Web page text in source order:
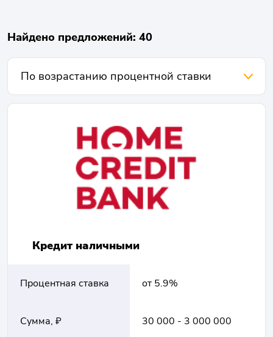
Найдено предложений: 40
Кредит наличными
Процентная ставка от 5.9%
Сумма, ₽ 30 000 - 3 000 000